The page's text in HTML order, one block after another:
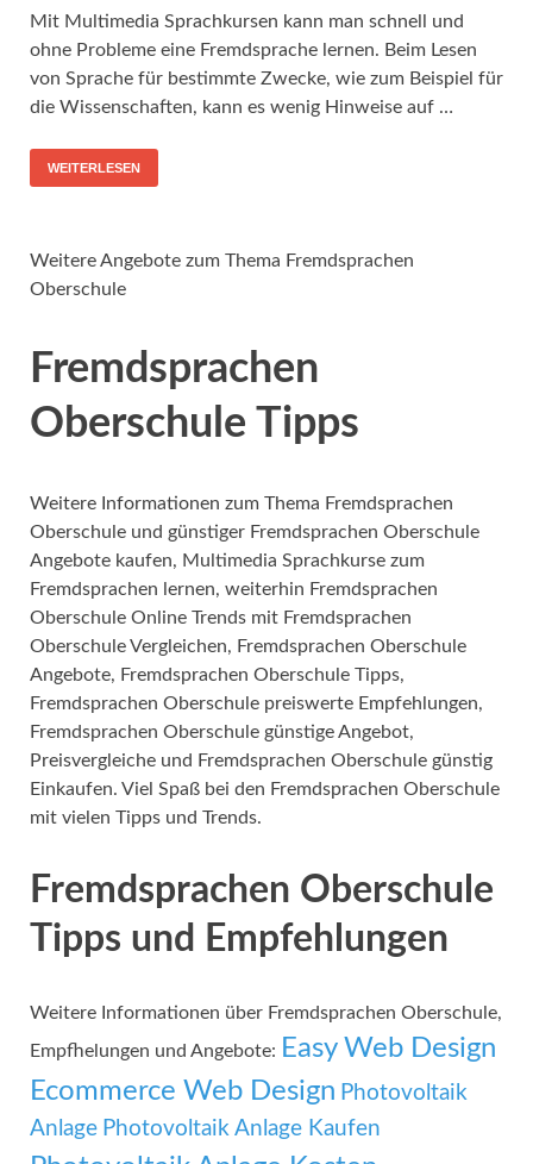
Mit Multimedia Sprachkursen kann man schnell und
ohne Probleme eine Fremdsprache lernen. Beim Lesen
von Sprache für bestimmte Zwecke, wie zum Beispiel für
die Wissenschaften, kann es wenig Hinweise auf …
WEITERLESEN
Weitere Angebote zum Thema Fremdsprachen
Oberschule
Fremdsprachen
Oberschule Tipps
Weitere Informationen zum Thema Fremdsprachen
Oberschule und günstiger Fremdsprachen Oberschule
Angebote kaufen, Multimedia Sprachkurse zum
Fremdsprachen lernen, weiterhin Fremdsprachen
Oberschule Online Trends mit Fremdsprachen
Oberschule Vergleichen, Fremdsprachen Oberschule
Angebote, Fremdsprachen Oberschule Tipps,
Fremdsprachen Oberschule preiswerte Empfehlungen,
Fremdsprachen Oberschule günstige Angebot,
Preisvergleiche und Fremdsprachen Oberschule günstig
Einkaufen. Viel Spaß bei den Fremdsprachen Oberschule
mit vielen Tipps und Trends.
Fremdsprachen Oberschule
Tipps und Empfehlungen
Weitere Informationen über Fremdsprachen Oberschule,
Empfhelungen und Angebote: Easy Web Design
Ecommerce Web Design Photovoltaik
Anlage Photovoltaik Anlage Kaufen